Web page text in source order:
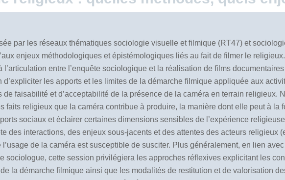
par les réseaux thématiques sociologie visuelle et filmique (RT47) et
enjeux méthodologiques et épistémologiques liés au fait de filmer le
l’articulation entre l’enquête sociologique et la réalisation de films
d’expliciter les apports et les limites de la démarche filmique appliquée aux
de faisabilité et d’acceptabilité de la présence de la caméra en terrain religieux.
faits religieux que la caméra contribue à produire, la manière dont elle peut à la
sociaux et éclairer certaines dimensions sensibles de l’expérience
des interactions, des enjeux sous-jacents et des attentes des acteurs religieux
de la caméra est susceptible de susciter. Plus généralement, en lien
sociologue, cette session privilégiera les approches réflexives explicitant les
la démarche filmique ainsi que les modalités de restitution et de valorisation